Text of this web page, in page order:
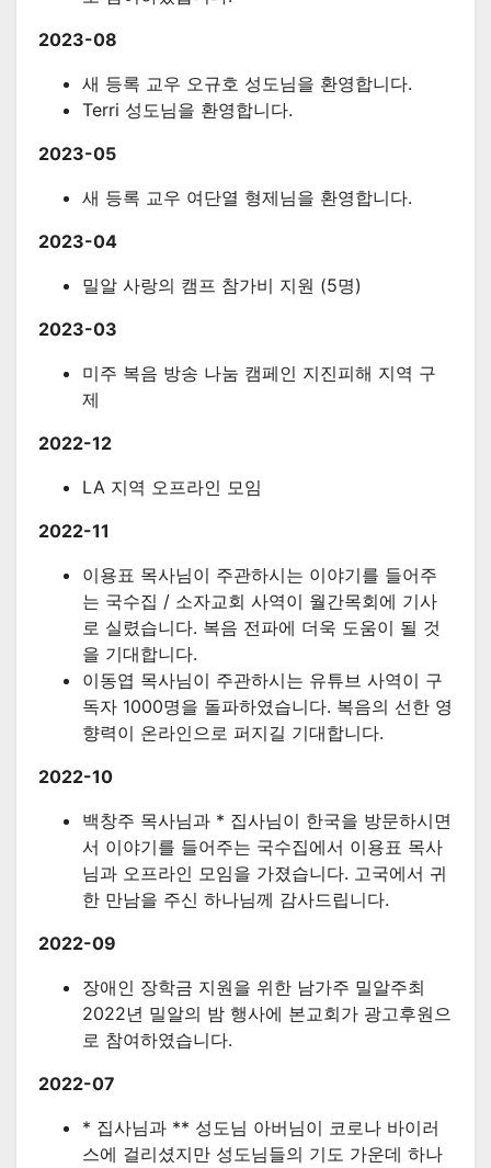
2023-08
새 등록 교우 오규호 성도님을 환영합니다.
Terri 성도님을 환영합니다.
2023-05
새 등록 교우 여단열 형제님을 환영합니다.
2023-04
밀알 사랑의 캠프 참가비 지원 (5명)
2023-03
미주 복음 방송 나눔 캠페인 지진피해 지역 구
제
2022-12
LA 지역 오프라인 모임
2022-11
이용표 목사님이 주관하시는 이야기를 들어주
는 국수집 / 소자교회 사역이 월간목회에 기사
로 실렸습니다. 복음 전파에 더욱 도움이 될 것
을 기대합니다.
이동엽 목사님이 주관하시는 유튜브 사역이 구
독자 1000명을 돌파하였습니다. 복음의 선한 영
향력이 온라인으로 퍼지길 기대합니다.
2022-10
백창주 목사님과 * 집사님이 한국을 방문하시면
서 이야기를 들어주는 국수집에서 이용표 목사
님과 오프라인 모임을 가졌습니다. 고국에서 귀
한 만남을 주신 하나님께 감사드립니다.
2022-09
장애인 장학금 지원을 위한 남가주 밀알주최
2022년 밀알의 밤 행사에 본교회가 광고후원으
로 참여하였습니다.
2022-07
* 집사님과 ** 성도님 아버님이 코로나 바이러
스에 걸리셨지만 성도님들의 기도 가운데 하나